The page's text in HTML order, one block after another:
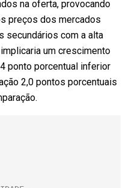
na oferta, provocando
preços dos mercados
secundários com a alta
um crescimento
ponto porcentual inferior
2,0 pontos porcentuais